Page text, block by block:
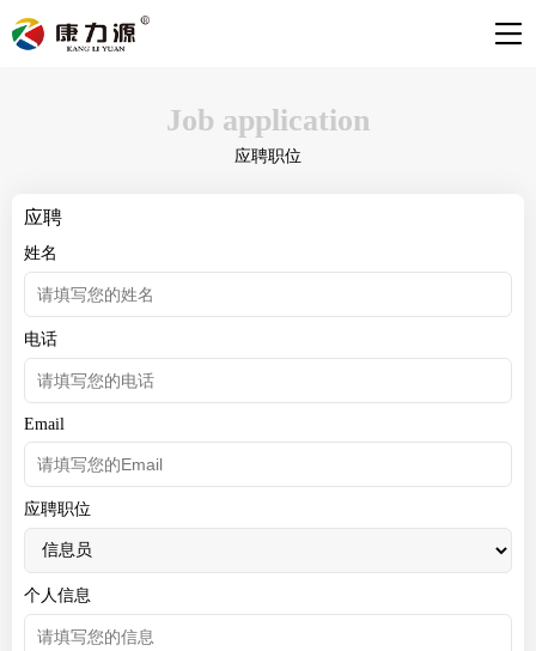
Job application
应聘职位
应聘
姓名
电话
Email
应聘职位
个人信息